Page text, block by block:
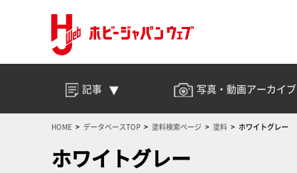
記事 写真・動画アーカイブ
HOME データベースTOP 塗料検索ページ 塗料 ホワイトグレー
ホワイトグレー